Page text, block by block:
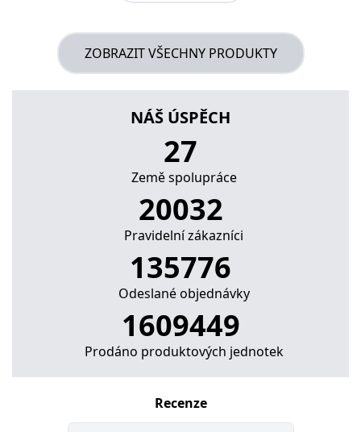
ZOBRAZIT VŠECHNY PRODUKTY
NÁŠ ÚSPĚCH
27
Země spolupráce
22894
Pravidelní zákazníci
157994
Odeslané objednávky
1872814
Prodáno produktových jednotek
Recenze